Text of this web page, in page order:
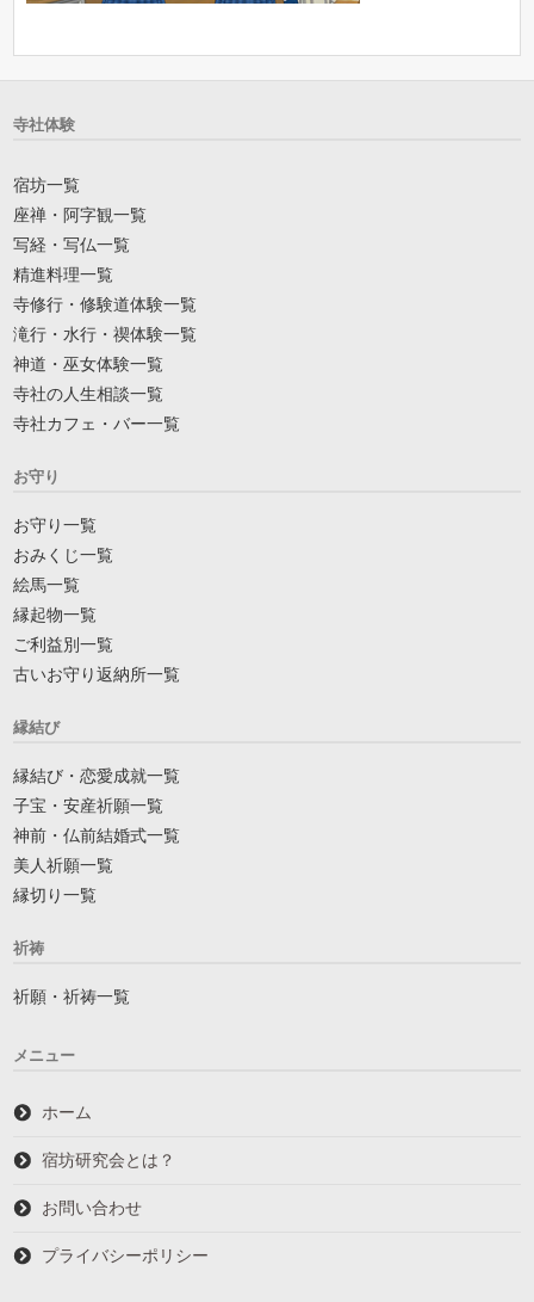
寺社体験
宿坊一覧
座禅・阿字観一覧
写経・写仏一覧
精進料理一覧
寺修行・修験道体験一覧
滝行・水行・禊体験一覧
神道・巫女体験一覧
寺社の人生相談一覧
寺社カフェ・バー一覧
お守り
お守り一覧
おみくじ一覧
絵馬一覧
縁起物一覧
ご利益別一覧
古いお守り返納所一覧
縁結び
縁結び・恋愛成就一覧
子宝・安産祈願一覧
神前・仏前結婚式一覧
美人祈願一覧
縁切り一覧
祈祷
祈願・祈祷一覧
メニュー
ホーム
宿坊研究会とは？
お問い合わせ
プライバシーポリシー